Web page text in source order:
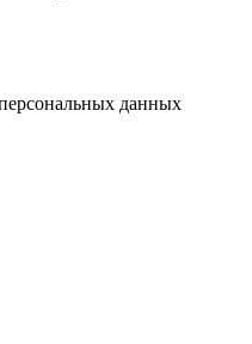
данных